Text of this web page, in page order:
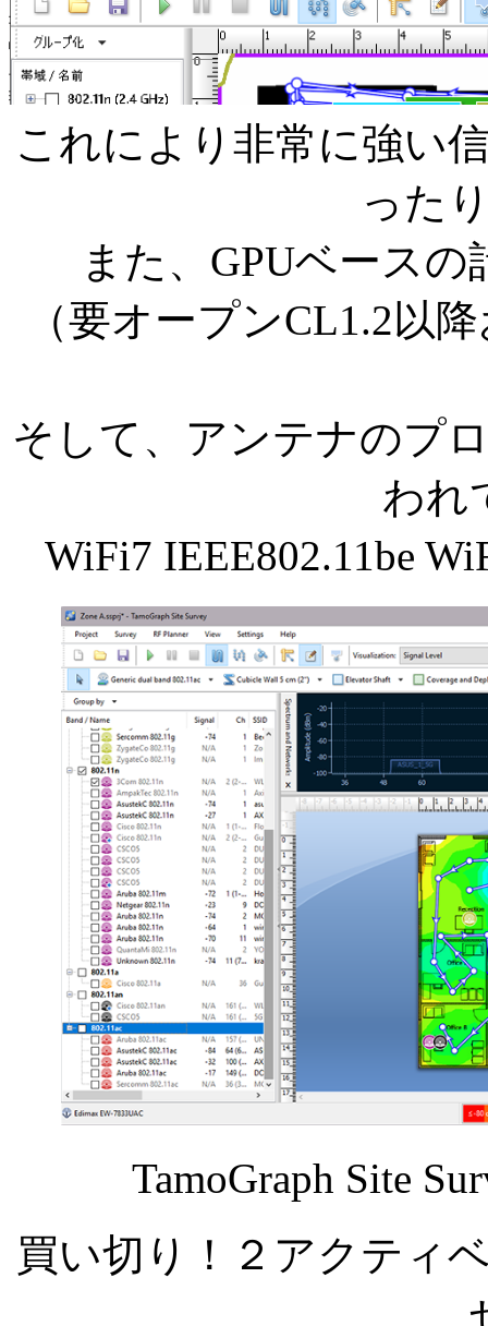
これにより非常に強い
った
また、GPUベース
（要オープンCL1.2以
そして、アンテナのプ
われ
WiFi7 IEEE802.11be
TamoGraph Site
買い切り！２アクティ